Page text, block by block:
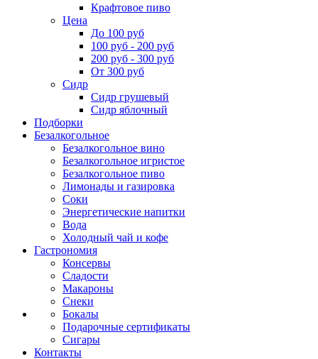
Крафтовое пиво
Цена
До 100 руб
100 руб - 200 руб
200 руб - 300 руб
От 300 руб
Сидр
Сидр грушевый
Сидр яблочный
Подборки
Безалкогольное
Безалкогольное вино
Безалкогольное игристое
Безалкогольное пиво
Лимонады и газировка
Соки
Энергетические напитки
Вода
Холодный чай и кофе
Гастрономия
Консервы
Сладости
Макароны
Снеки
Бокалы
Подарочные сертификаты
Сигары
Контакты